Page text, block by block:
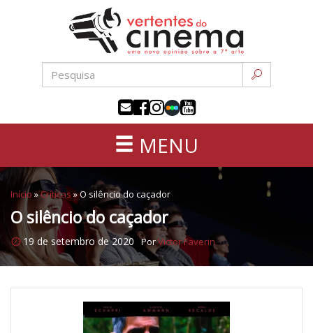
conteúdo
sétima
MENU
Início »Críticas »O silêncio do caçador
O silêncio do caçador
19 de setembro de 2020 PorVictor Faverin